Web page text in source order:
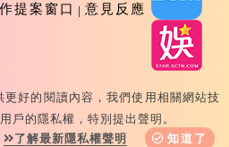
提案窗口 意見反應
E-Television All Rights
究 台北市內湖區舊宗路一段159
更好的閱讀內容，我們使用相關網站技
戶的隱私權，特別提出聲明。
了解最新隱私權聲明
知道了